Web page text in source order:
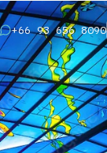
+66 93 656 8090